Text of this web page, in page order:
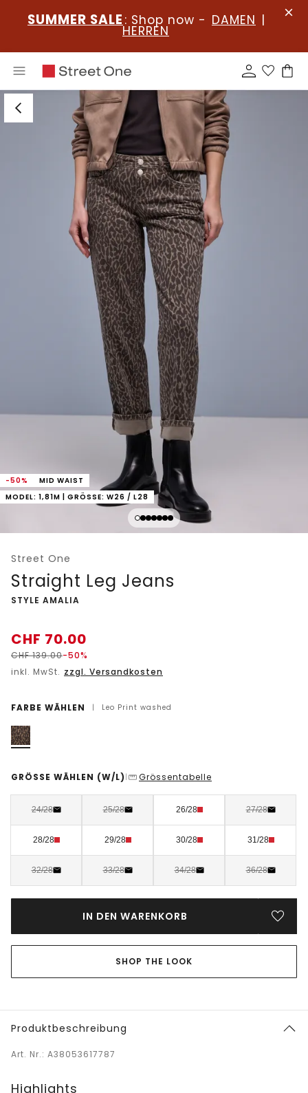
SUMMER SALE : Shop now - DAMEN |
HERREN
-50%
MID WAIST
MODEL: 1,81M | GRÖSSE: W26 / L28
Street One
Straight Leg Jeans
-
STYLE AMALIA
CHF 70.00
CHF139.00-50%
inkl. MwSt. zzgl. Versandkosten
FARBE WÄHLEN | Leo Print washed
GRÖSSE WÄHLEN (W/L) | Grössentabelle
24/28 25/28 26/28 27/28
28/28 29/28 30/28 31/28
32/28 33/28 34/28 36/28
IN DEN WARENKORB
SHOP THE LOOK
Produktbeschreibung
Art. Nr.: A38053617787
Highlights